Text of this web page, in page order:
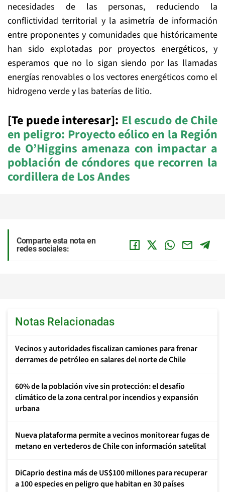
necesidades de las personas, reduciendo la
conflictividad territorial y la asimetría de información
entre proponentes y comunidades que históricamente
han sido explotadas por proyectos energéticos, y
esperamos que no lo sigan siendo por las llamadas
energías renovables o los vectores energéticos como el
hidrogeno verde y las baterías de litio.
[Te puede interesar]: El escudo de Chile
en peligro: Proyecto eólico en la Región
de O’Higgins amenaza con impactar a
población de cóndores que recorren la
cordillera de Los Andes
Comparte esta nota en
redes sociales:
Notas Relacionadas
Vecinos y autoridades fiscalizan camiones para frenar
derrames de petróleo en salares del norte de Chile
60% de la población vive sin protección: el desafío
climático de la zona central por incendios y expansión
urbana
Nueva plataforma permite a vecinos monitorear fugas de
metano en vertederos de Chile con información satelital
DiCaprio destina más de US$100 millones para recuperar
a 100 especies en peligro que habitan en 30 países